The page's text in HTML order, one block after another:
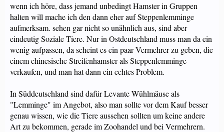
wenn ich höre, dass jemand unbedingt Hamster in Gruppen
halten will mache ich den dann eher auf Steppenlemminge
aufmerksam. sehen gar nicht so unähnlich aus, sind aber
eindeutig Soziale Tiere. Nur in Ostdeutschland muss man da ein
wenig aufpassen, da scheint es ein paar Vermehrer zu geben, die
einem chinesische Streifenhamster als Steppenlemminge
verkaufen, und man hat dann ein echtes Problem.
In Süddeutschland sind dafür Levante Wühlmäuse als
"Lemminge" im Angebot, also man sollte vor dem Kauf besser
genau wissen, wie die Tiere aussehen sollten um keine andere
Art zu bekommen, gerade im Zoohandel und bei Vermehrern.